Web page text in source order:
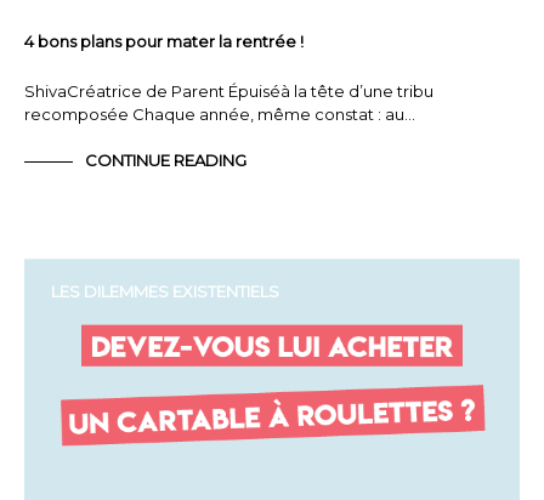
4 bons plans pour mater la rentrée !
ShivaCréatrice de Parent Épuiséà la tête d’une tribu
recomposée Chaque année, même constat : au…
CONTINUE READING
LES DILEMMES EXISTENTIELS